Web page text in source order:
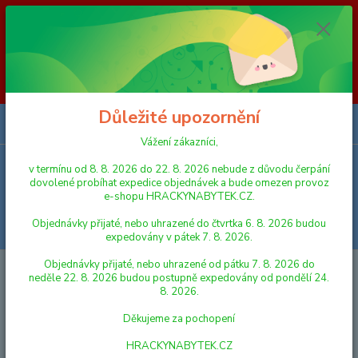
Vážení zákazníci, v termínu od 8. 8. 2026 do 23. 8. 2026 nebude z
důvodu čerpání dovolené probíhat expedice objednávek a bude omezen
provoz e-shopu HRACKYNABYTEK.CZ. Objednávky přijaté, nebo
uhrazené do čtvrtka 6. 8. 2026 budou expedovány v pátek 7. 8. 2026.
Objednávky přijaté, nebo uhrazené od pátku 7. 8. 2026 do neděle 23. 8.
2026 budou postupně expedovány od pondělí 24. 8. 2026. Děkujeme za
pochopení HRACKYNABYTEK.CZ
Menu
Hledat
DEKORACE DO DĚTSKÝCH POKOJŮ
Nástěnné dekorace
Dekorace Tukan
Dekorace Tukan
Důležité upozornění
Vážení zákazníci,
v termínu od 8. 8. 2026 do 22. 8. 2026 nebude z důvodu čerpání
dovolené probíhat expedice objednávek a bude omezen provoz
e-shopu HRACKYNABYTEK.CZ.
Objednávky přijaté, nebo uhrazené do čtvrtka 6. 8. 2026 budou
expedovány v pátek 7. 8. 2026.
Objednávky přijaté, nebo uhrazené od pátku 7. 8. 2026 do
neděle 22. 8. 2026 budou postupně expedovány od pondělí 24.
8. 2026.
Děkujeme za pochopení
HRACKYNABYTEK.CZ